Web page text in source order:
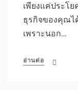
เพียงแค่ประโ
ธุรกิจของคุณไ
เพราะนอก…
อ่านต่อ